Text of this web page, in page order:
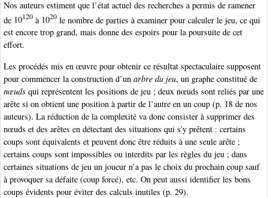
Nos auteurs estiment que l’état actuel des recherches a permis de ramener
de 10120 à 1020 le nombre de parties à examiner pour calculer le jeu, ce qui
est encore trop grand, mais donne des espoirs pour la poursuite de cet
effort.
Les procédés mis en œuvre pour obtenir ce résultat spectaculaire supposent
pour commencer la construction d’un arbre du jeu, un graphe constitué de
nœuds qui représentent les positions de jeu ; deux nœuds sont reliés par une
arête si on obtient une position à partir de l’autre en un coup (p. 18 de nos
auteurs). La réduction de la complexité va donc consister à supprimer des
nœuds et des arêtes en détectant des situations qui s’y prêtent : certains
coups sont équivalents et peuvent donc être réduits à une seule arête ;
certains coups sont impossibles ou interdits par les règles du jeu ; dans
certaines situations de jeu un joueur n’a pas le choix du prochain coup sauf
à provoquer sa défaite (coup forcé), etc. On peut aussi identifier les bons
coups évidents pour éviter des calculs inutiles (p. 29).